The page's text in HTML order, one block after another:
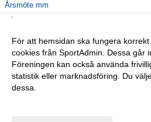
Årsmöte mm
Julturneringen ersätts av STIBK-cupen
Föreningslicens
För att hemsidan ska fungera
cookies från SportAdmin. Dessa går
Föreningen kan också använda
statistik eller marknadsföring. Du
dessa.